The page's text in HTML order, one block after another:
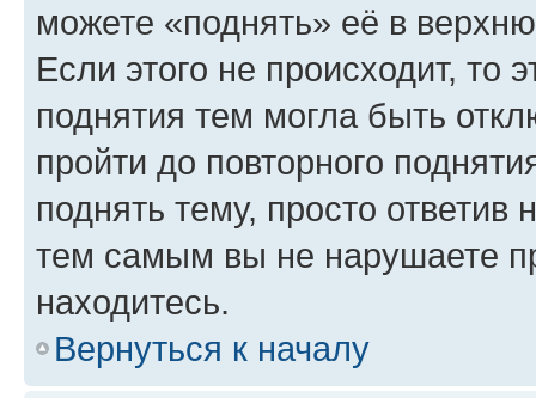
можете «поднять» её в
Если этого не происходит, то
поднятия тем могла быть
пройти до повторного
поднять тему, просто ответив
тем самым вы не нарушаете
находитесь.
Вернуться к началу